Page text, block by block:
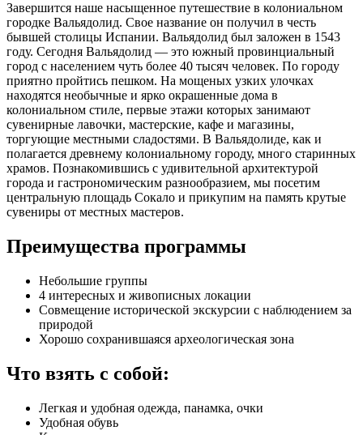
Завершится наше насыщенное путешествие в колониальном
городке Вальядолид. Свое название он получил в честь
бывшей столицы Испании. Вальядолид был заложен в 1543
году. Сегодня Вальядолид — это южный провинциальный
город с населением чуть более 40 тысяч человек. По городу
приятно пройтись пешком. На мощеных узких улочках
находятся необычные и ярко окрашенные дома в
колониальном стиле, первые этажи которых занимают
сувенирные лавочки, мастерские, кафе и магазины,
торгующие местными сладостями. В Вальядолиде, как и
полагается древнему колониальному городу, много старинных
храмов. Познакомившись с удивительной архитектурой
города и гастрономическим разнообразием, мы посетим
центральную площадь Сокало и прикупим на память крутые
сувениры от местных мастеров.
Преимущества программы
Небольшие группы
4 интересных и живописных локации
Совмещение исторической экскурсии с наблюдением за
природой
Хорошо сохранившаяся археологическая зона
Что взять с собой:
Легкая и удобная одежда, панамка, очки
Удобная обувь